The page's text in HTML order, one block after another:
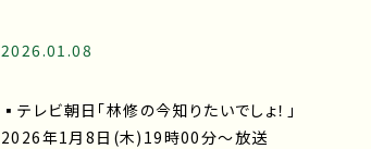
2026.01.08
▪テレビ朝日「林修の今知りたいでしょ！」
2026年1月8日(木)19時00分～放送